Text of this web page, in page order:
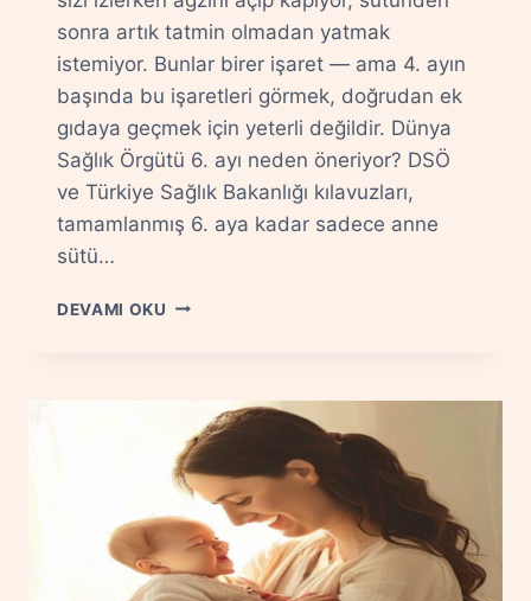
sonra artık tatmin olmadan yatmak
istemiyor. Bunlar birer işaret — ama 4. ayın
başında bu işaretleri görmek, doğrudan ek
gıdaya geçmek için yeterli değildir. Dünya
Sağlık Örgütü 6. ayı neden öneriyor? DSÖ
ve Türkiye Sağlık Bakanlığı kılavuzları,
tamamlanmış 6. aya kadar sadece anne
sütü…
DEVAMI OKU EK
NASIL?